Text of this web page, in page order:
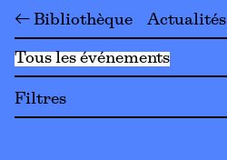
← Bibliothèque Actualités
Tous les événements
Filtres